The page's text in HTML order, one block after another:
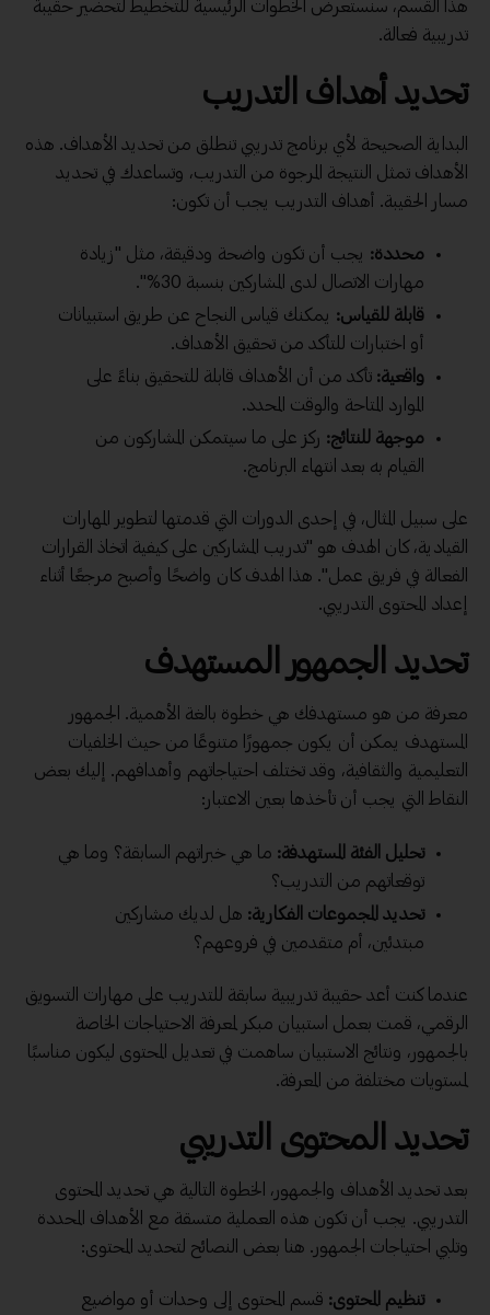
هذا القسم، سنستعرض الخطوات الرئيسية للتخطيط لتحضير حقيبة
تدريبية فعالة.
تحديد أهداف التدريب
البداية الصحيحة لأي برنامج تدريبي تنطلق من تحديد الأهداف. هذه
الأهداف تمثل النتيجة المرجوة من التدريب، وتساعدك في تحديد
مسار الحقيبة. أهداف التدريب يجب أن تكون:
محددة: يجب أن تكون واضحة ودقيقة، مثل "زيادة
مهارات الاتصال لدى المشاركين بنسبة 30%".
قابلة للقياس: يمكنك قياس النجاح عن طريق استبيانات
أو اختبارات للتأكد من تحقيق الأهداف.
واقعية: تأكد من أن الأهداف قابلة للتحقيق بناءً على
الموارد المتاحة والوقت المحدد.
موجهة للنتائج: ركز على ما سيتمكن المشاركون من
القيام به بعد انتهاء البرنامج.
على سبيل المثال، في إحدى الدورات التي قدمتها لتطوير المهارات
القيادية، كان الهدف هو "تدريب المشاركين على كيفية اتخاذ القرارات
الفعالة في فريق عمل". هذا الهدف كان واضحًا وأصبح مرجعًا أثناء
إعداد المحتوى التدريبي.
تحديد الجمهور المستهدف
معرفة من هو مستهدفك هي خطوة بالغة الأهمية. الجمهور
المستهدف يمكن أن يكون جمهورًا متنوعًا من حيث الخلفيات
التعليمية والثقافية، وقد تختلف احتياجاتهم وأهدافهم. إليك بعض
النقاط التي يجب أن تأخذها بعين الاعتبار:
تحليل الفئة المستهدفة: ما هي خبراتهم السابقة؟ وما هي
توقعاتهم من التدريب؟
تحديد المجموعات الفكارية: هل لديك مشاركين
مبتدئين، أم متقدمين في فروعهم؟
عندما كنت أعد حقيبة تدريبية سابقة للتدريب على مهارات التسويق
الرقمي، قمت بعمل استبيان مبكر لمعرفة الاحتياجات الخاصة
بالجمهور، ونتائج الاستبيان ساهمت في تعديل المحتوى ليكون مناسبًا
لمستويات مختلفة من المعرفة.
تحديد المحتوى التدريبي
بعد تحديد الأهداف والجمهور، الخطوة التالية هي تحديد المحتوى
التدريبي. يجب أن تكون هذه العملية متسقة مع الأهداف المحددة
وتلبي احتياجات الجمهور. هنا بعض النصائح لتحديد المحتوى:
تنظيم المحتوى: قسم المحتوى إلى وحدات أو مواضيع